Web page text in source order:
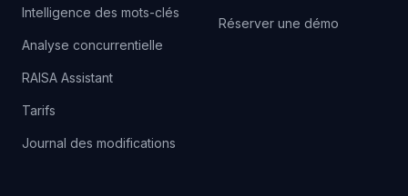
Intelligence des mots-clés
Analyse concurrentielle
RAISA Assistant
Tarifs
Journal des modifications
Réserver une démo